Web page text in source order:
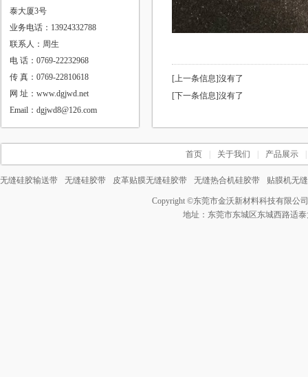
泰大厦3号
业务电话：13924332788
联系人：周生
电 话：0769-22232968
传 真：0769-22810618
网 址：www.dgjwd.net
Email：dgjwd8@126.com
[上一条信息]沒有了
[下一条信息]沒有了
首页 关于我们 产品展示
无缝硅胶输送带 无缝硅胶带 皮革贴膜无缝硅胶带 无缝热合机硅胶带 贴膜机无
Copyright ©东莞市金沃新材料科技有限公司
地址：东莞市东城区东城西路适泰